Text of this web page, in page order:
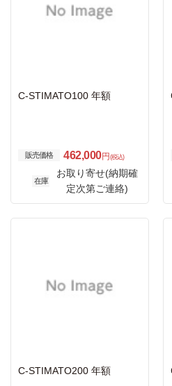
C-STIMATO100 年額
販売価格 462,000円 (税込)
在庫
お取り寄せ(納期確
定次第ご連絡)
C-STIMATO200 年額